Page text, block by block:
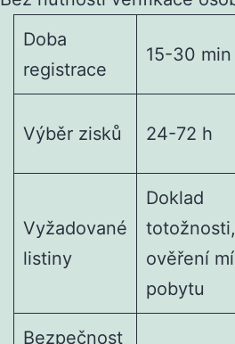
Doba
registrace
15-30 min
Výběr zisků 24-72 h
Vyžadované
listiny
Doklad
totožnosti,
ověření
pobytu
Bezpečnost